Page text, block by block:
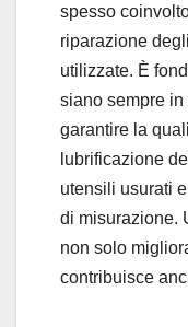
spesso
riparazione
utilizzate. È
siano sempre
garantire la
lubrificazione
utensili usurati
di misurazione.
non solo
contribuisce